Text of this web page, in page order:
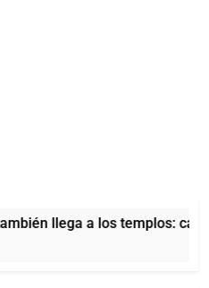
llega a los templos: